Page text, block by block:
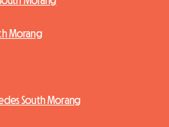
Morang
South Morang